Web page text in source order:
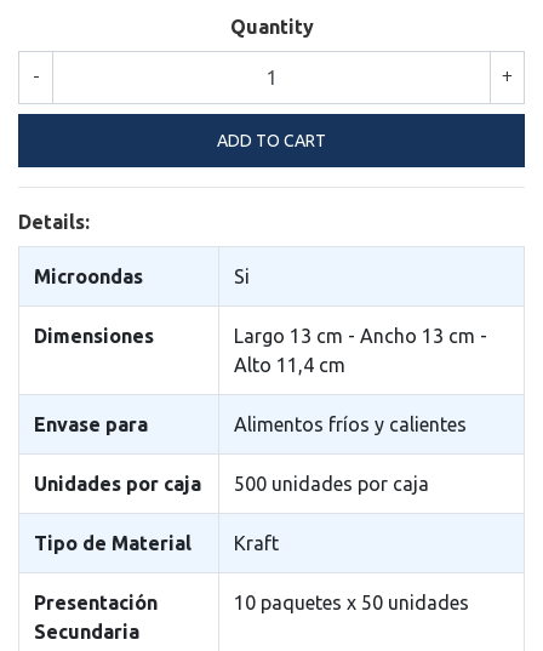
Quantity
+
-
Details:
Microondas Si
Dimensiones
Largo 13 cm - Ancho 13 cm -
Alto 11,4 cm
Envase para Alimentos fríos y calientes
Unidades por caja 500 unidades por caja
Tipo de Material Kraft
Presentación
Secundaria
10 paquetes x 50 unidades